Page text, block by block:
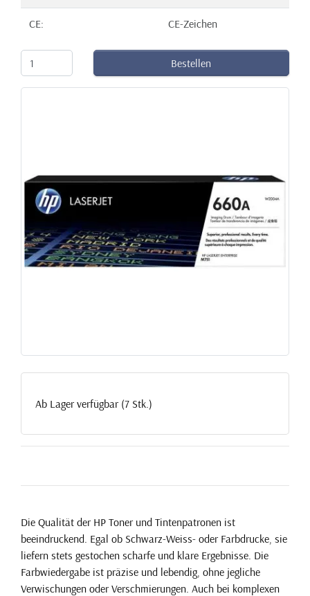
CE: CE-Zeichen
Bestellen
Ab Lager verfügbar (7 Stk.)
Die Qualität der HP Toner und Tintenpatronen ist
beeindruckend. Egal ob Schwarz-Weiss- oder Farbdrucke, sie
liefern stets gestochen scharfe und klare Ergebnisse. Die
Farbwiedergabe ist präzise und lebendig, ohne jegliche
Verwischungen oder Verschmierungen. Auch bei komplexen